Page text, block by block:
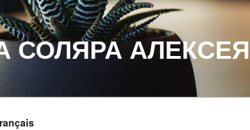
СОЛЯРА АЛЕКСЕЯ